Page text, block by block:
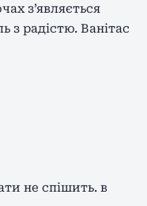
з’являється
з радістю. Ванітас
не спішить. в